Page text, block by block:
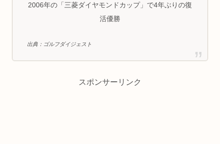
2006年の「三菱ダイヤモンドカップ」で4年ぶりの復
活優勝
出典：ゴルフダイジェスト
スポンサーリンク